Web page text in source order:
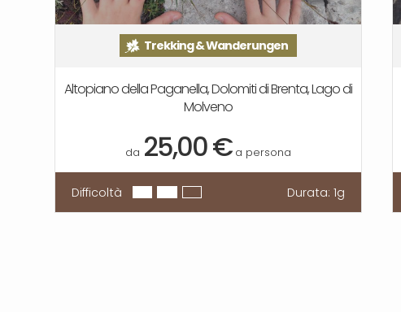
Trekking & Wanderungen
Altopiano della Paganella, Dolomiti di Brenta, Lago di
Molveno
da 25,00 € a persona
Difficoltà Durata: 1g